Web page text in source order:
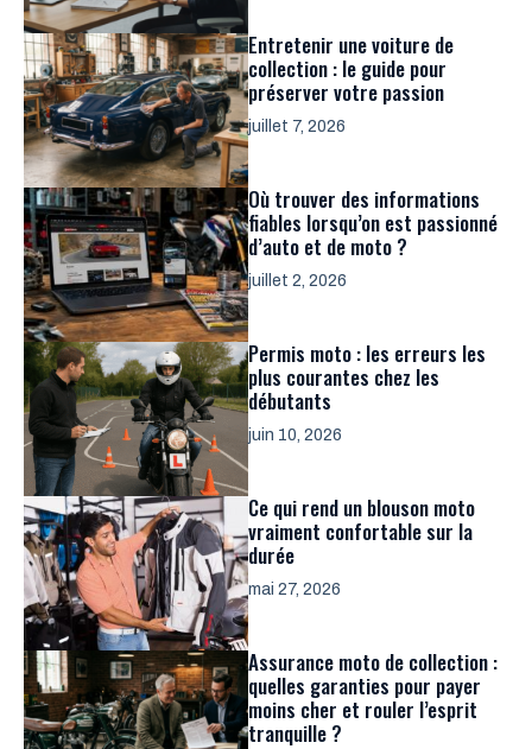
Entretenir une voiture de
collection : le guide pour
préserver votre passion
juillet 7, 2026
Où trouver des informations
fiables lorsqu’on est passionné
d’auto et de moto ?
juillet 2, 2026
Permis moto : les erreurs les
plus courantes chez les
débutants
juin 10, 2026
Ce qui rend un blouson moto
vraiment confortable sur la
durée
mai 27, 2026
Assurance moto de collection :
quelles garanties pour payer
moins cher et rouler l’esprit
tranquille ?